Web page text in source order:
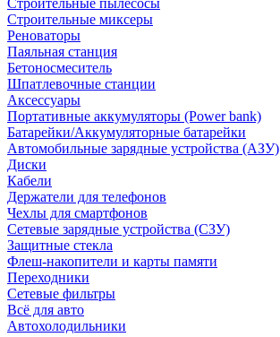
Строительные пылесосы
Строительные миксеры
Реноваторы
Паяльная станция
Бетоносмеситель
Шпатлевочные станции
Аксессуары
Портативные аккумуляторы (Power bank)
Батарейки/Аккумуляторные батарейки
Автомобильные зарядные устройства (АЗУ)
Диски
Кабели
Держатели для телефонов
Чехлы для смартфонов
Сетевые зарядные устройства (СЗУ)
Защитные стекла
Флеш-накопители и карты памяти
Переходники
Сетевые фильтры
Всё для авто
Автохолодильники